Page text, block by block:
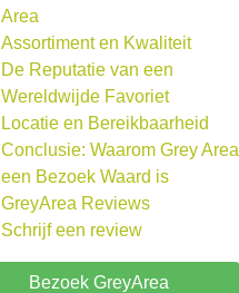
Area
Assortiment en Kwaliteit
De Reputatie van een
Wereldwijde Favoriet
Locatie en Bereikbaarheid
Conclusie: Waarom Grey Area
een Bezoek Waard is
GreyArea Reviews
Schrijf een review
Bezoek GreyArea